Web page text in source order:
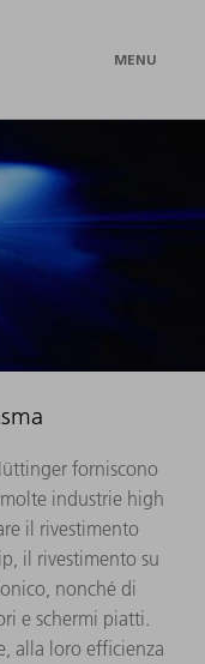
MENU
forniscono
industrie high
il rivestimento
il rivestimento su
nonché di
e schermi piatti.
alla loro efficienza